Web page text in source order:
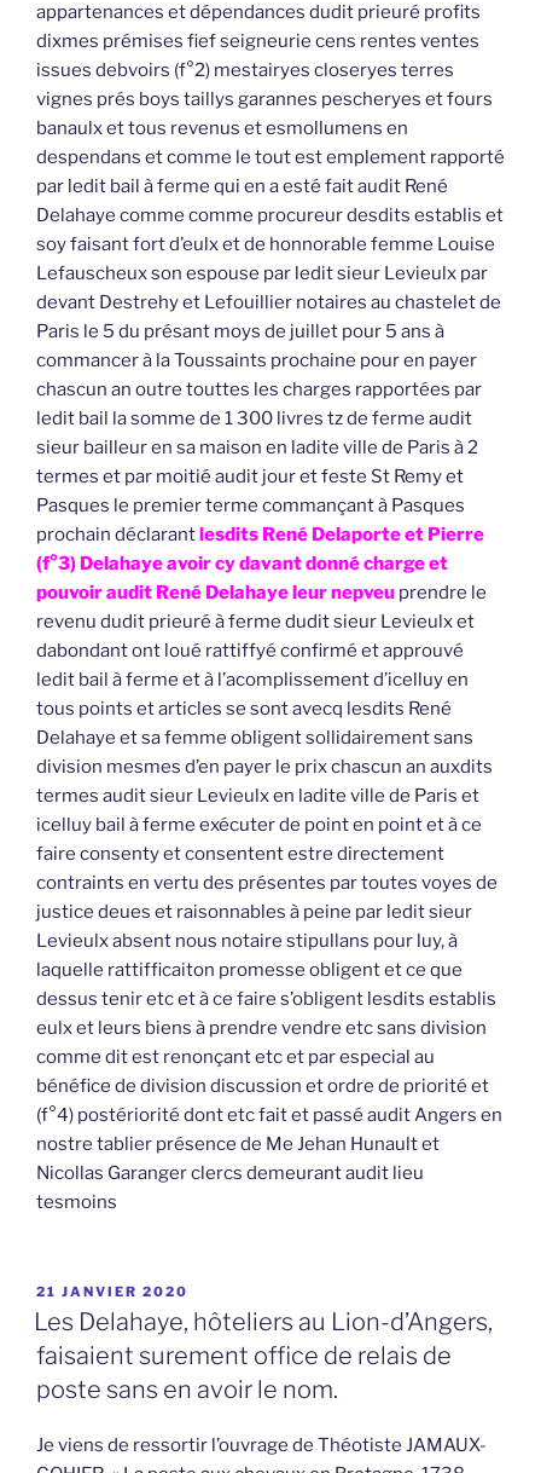
appartenances et dépendances dudit prieuré profits
dixmes prémises fief seigneurie cens rentes ventes
issues debvoirs (f°2) mestairyes closeryes terres
vignes prés boys taillys garannes pescheryes et fours
banaulx et tous revenus et esmollumens en
despendans et comme le tout est emplement rapporté
par ledit bail à ferme qui en a esté fait audit René
Delahaye comme comme procureur desdits establis et
soy faisant fort d’eulx et de honnorable femme Louise
Lefauscheux son espouse par ledit sieur Levieulx par
devant Destrehy et Lefouillier notaires au chastelet de
Paris le 5 du présant moys de juillet pour 5 ans à
commancer à la Toussaints prochaine pour en payer
chascun an outre touttes les charges rapportées par
ledit bail la somme de 1 300 livres tz de ferme audit
sieur bailleur en sa maison en ladite ville de Paris à 2
termes et par moitié audit jour et feste St Remy et
Pasques le premier terme commançant à Pasques
prochain déclarantlesdits René Delaporte et Pierre
(f°3) Delahaye avoir cy davant donné charge et
pouvoir audit René Delahaye leur nepveu prendre le
revenu dudit prieuré à ferme dudit sieur Levieulx et
dabondant ont loué rattiffyé confirmé et approuvé
ledit bail à ferme et à l’acomplissement d’icelluy en
tous points et articles se sont avecq lesdits René
Delahaye et sa femme obligent sollidairement sans
division mesmes d’en payer le prix chascun an auxdits
termes audit sieur Levieulx en ladite ville de Paris et
icelluy bail à ferme exécuter de point en point et à ce
faire consenty et consentent estre directement
contraints en vertu des présentes par toutes voyes de
justice deues et raisonnables à peine par ledit sieur
Levieulx absent nous notaire stipullans pour luy, à
laquelle rattifficaiton promesse obligent et ce que
dessus tenir etc et à ce faire s’obligent lesdits establis
eulx et leurs biens à prendre vendre etc sans division
comme dit est renonçant etc et par especial au
bénéfice de division discussion et ordre de priorité et
(f°4) postériorité dont etc fait et passé audit Angers en
nostre tablier présence de Me Jehan Hunault et
Nicollas Garanger clercs demeurant audit lieu
tesmoins
PUBLIÉ
LE
21 JANVIER 2020
Les Delahaye, hôteliers au Lion-d’Angers,
faisaient surement office de relais de
poste sans en avoir le nom.
Je viens de ressortir l’ouvrage de Théotiste JAMAUX-